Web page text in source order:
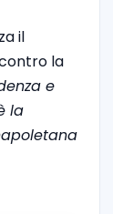
il
la
e
la